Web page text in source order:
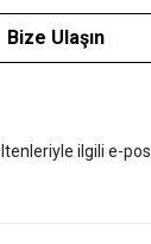
Bize Ulaşın
ilgili e-